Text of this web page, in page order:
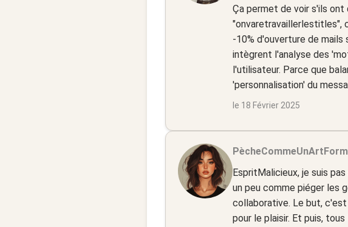
Ça permet de voir s'ils ont
"onvaretravaillerlestitles",
-10% d'ouverture de
intègrent l'analyse des
l'utilisateur. Parce que
'personnalisation' du
le 18 Février 2025
EspritMalicieux, je suis
un peu comme piéger les
collaborative. Le but,
pour le plaisir. Et puis,